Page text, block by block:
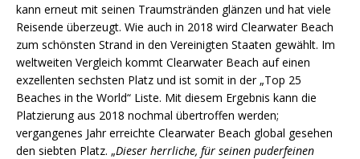
kann erneut mit seinen Traumstränden glänzen und hat viele
Reisende überzeugt. Wie auch in 2018 wird Clearwater Beach
zum schönsten Strand in den Vereinigten Staaten gewählt. Im
weltweiten Vergleich kommt Clearwater Beach auf einen
exzellenten sechsten Platz und ist somit in der „Top 25
Beaches in the World“ Liste. Mit diesem Ergebnis kann die
Platzierung aus 2018 nochmal übertroffen werden;
vergangenes Jahr erreichte Clearwater Beach global gesehen
den siebten Platz. „Dieser herrliche, für seinen puderfeinen